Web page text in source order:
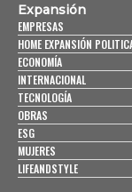
Expansión
EMPRESAS
HOME EXPANSIÓN
ECONOMÍA
INTERNACIONAL
TECNOLOGÍA
OBRAS
ESG
MUJERES
LIFEANDSTYLE